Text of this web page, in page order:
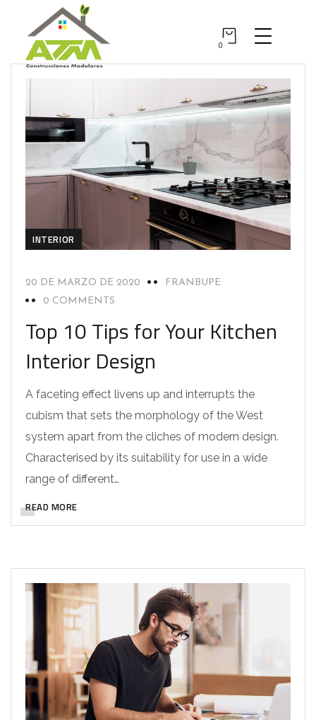
0
INTERIOR
20 DE MARZO DE 2020
FRANBUPE
0 COMMENTS
Top 10 Tips for Your Kitchen
Interior Design
A faceting effect livens up and interrupts the
cubism that sets the morphology of the West
system apart from the cliches of modern design.
Characterised by its suitability for use in a wide
range of different…
READ MORE